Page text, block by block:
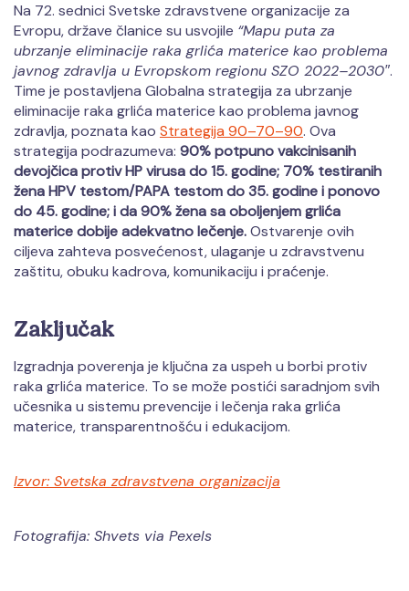
Na 72. sednici Svetske zdravstvene organizacije za
Evropu, države članice su usvojile “Mapu puta za
ubrzanje eliminacije raka grlića materice kao problema
javnog zdravlja u Evropskom regionu SZO 2022–2030″.
Time je postavljena Globalna strategija za ubrzanje
eliminacije raka grlića materice kao problema javnog
zdravlja, poznata kao Strategija 90–70–90. Ova
strategija podrazumeva: 90% potpuno vakcinisanih
devojčica protiv HP virusa do 15. godine; 70% testiranih
žena HPV testom/PAPA testom do 35. godine i ponovo
do 45. godine; i da 90% žena sa oboljenjem grlića
materice dobije adekvatno lečenje.Ostvarenje ovih
ciljeva zahteva posvećenost, ulaganje u zdravstvenu
zaštitu, obuku kadrova, komunikaciju i praćenje.
Zaključak
Izgradnja poverenja je ključna za uspeh u borbi protiv
raka grlića materice. To se može postići saradnjom svih
učesnika u sistemu prevencije i lečenja raka grlića
materice, transparentnošću i edukacijom.
Izvor: Svetska zdravstvena organizacija
Fotografija: Shvets via Pexels